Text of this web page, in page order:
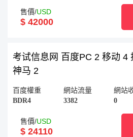
售價/USD
$ 42000
考试信息网 百度PC 2 移动 4
神马 2
百度權重
BDR4
網站流量
3382
網站
0
售價/USD
$ 24110